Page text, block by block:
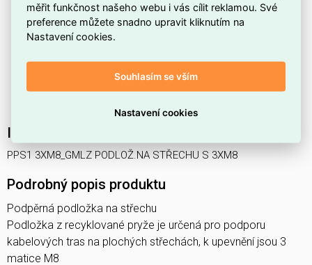
Materiál výrobku je uveden jakojiné, proto
doporučujeme ověřit konkrétní složení u dodavatele
PPS1 3XM8_GMLZ PODLOŽ.NA STŘECHU S 3XM8
Podrobný popis produktu
Podpěrná podložka na střechu
Podložka z recyklované pryže je určená pro podporu
kabelových tras na plochých střechách, k upevnění jsou 3
matice M8
měřit funkčnost našeho webu i vás cílit reklamou. Své
preference můžete snadno upravit kliknutím na
Nastavení cookies.
Souhlasím se vším
Nastavení cookies